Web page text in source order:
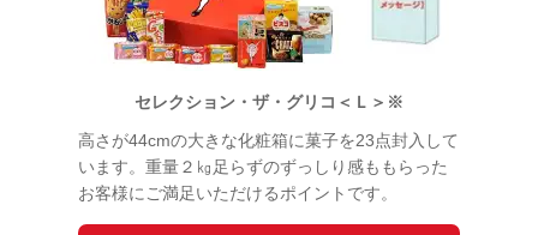
セレクション・ザ・グリコ＜Ｌ＞※
高さが44cmの大きな化粧箱に菓子を23点封入して
います。重量２㎏足らずのずっしり感ももらった
お客様にご満足いただけるポイントです。